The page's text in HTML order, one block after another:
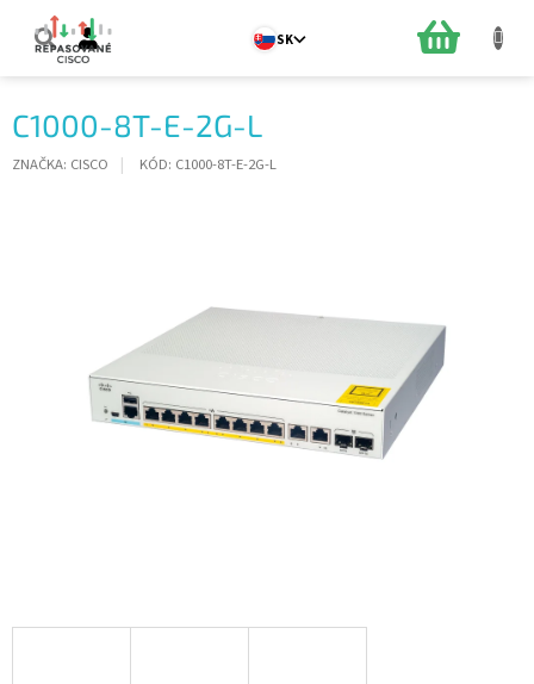
obsah
SK
C1000-8T-E-2G-L
ZNAČKA: CISCO KÓD: C1000-8T-E-2G-L